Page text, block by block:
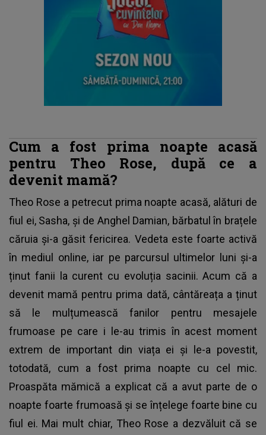
Cum a fost prima noapte acasă
pentru Theo Rose, după ce a
devenit mamă?
Theo Rose a petrecut prima noapte acasă, alături de
fiul ei, Sasha, și de Anghel Damian, bărbatul în brațele
căruia și-a găsit fericirea. Vedeta este foarte activă
în mediul online, iar pe parcursul ultimelor luni și-a
ținut fanii la curent cu evoluția sacinii. Acum că a
devenit mamă pentru prima dată, cântăreața a ținut
să le mulțumească fanilor pentru mesajele
frumoase pe care i le-au trimis în acest moment
extrem de important din viața ei și le-a povestit,
totodată, cum a fost prima noapte cu cel mic.
Proaspăta mămică a explicat că a avut parte de o
noapte foarte frumoasă și se înțelege foarte bine cu
fiul ei. Mai mult chiar, Theo Rose a dezvăluit că se